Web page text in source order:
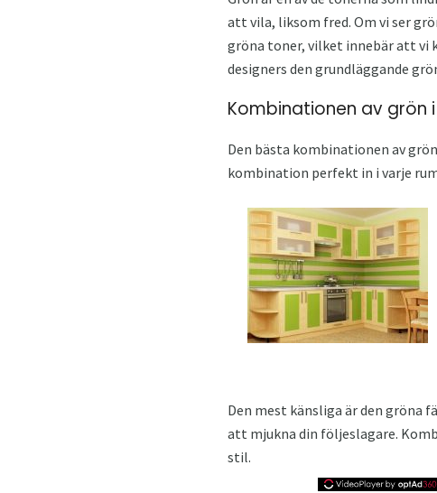
att vila, liksom fred. Om vi ​​ser
gröna toner, vilket innebär att vi
designers den grundläggande
Kombinationen av grön
Den bästa kombinationen av
kombination perfekt in i varje
Den mest känsliga är den gröna
att mjukna din följeslagare.
stil.